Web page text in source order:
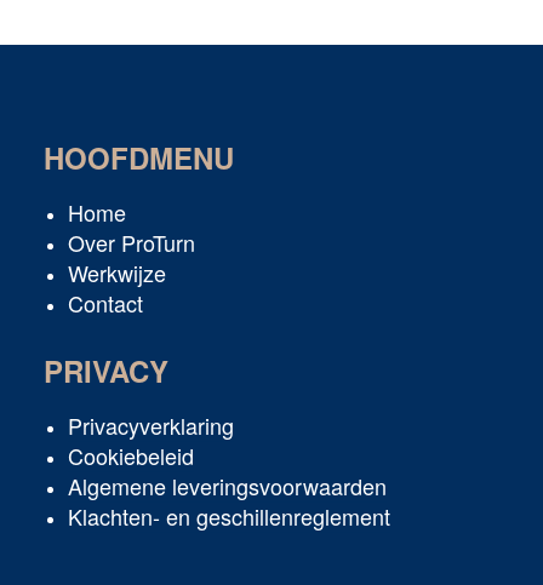
HOOFDMENU
Home
Over ProTurn
Werkwijze
Contact
PRIVACY
Privacyverklaring
Cookiebeleid
Algemene leveringsvoorwaarden
Klachten- en geschillenreglement